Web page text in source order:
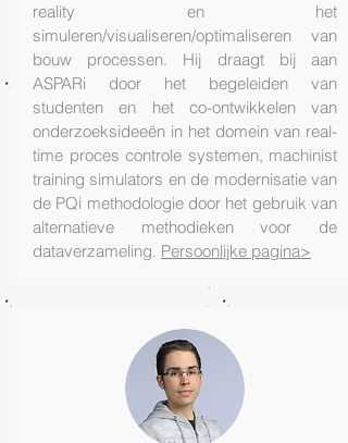
reality en het
simuleren/visualiseren/optimaliseren van
bouw processen. Hij draagt bij aan
ASPARi door het begeleiden van
studenten en het co-ontwikkelen van
onderzoeksideeën in het domein van real-
time proces controle systemen, machinist
training simulators en de modernisatie van
de PQi methodologie door het gebruik van
alternatieve methodieken voor de
dataverzameling. Persoonlijke pagina>